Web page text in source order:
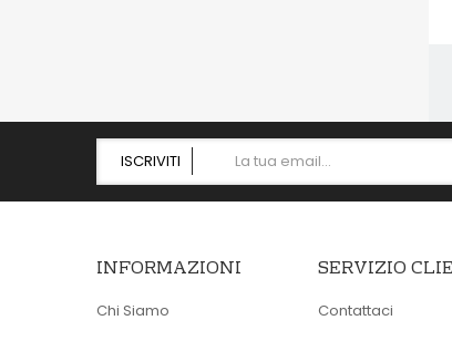
ISCRIVITI
INFORMAZIONI
Chi Siamo
SERVIZIO
Contattaci